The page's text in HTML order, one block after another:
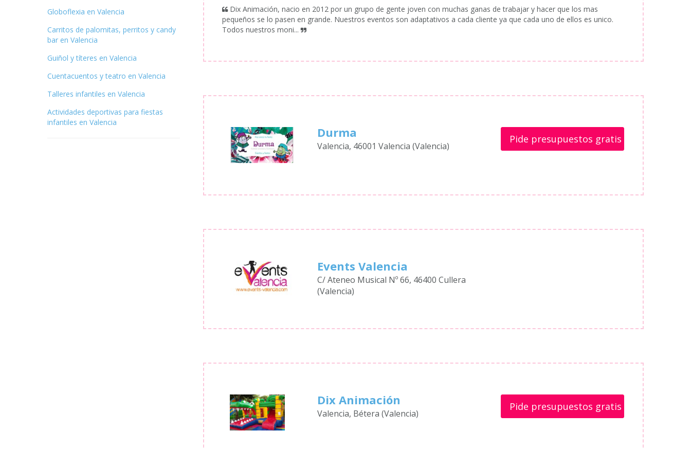
Globoflexia en Valencia
Carritos de palomitas, perritos y candy
bar en Valencia
Guiñol y títeres en Valencia
Cuentacuentos y teatro en Valencia
Talleres infantiles en Valencia
Actividades deportivas para fiestas
infantiles en Valencia
Dix Animación, nacio en 2012 por un grupo de gente joven con muchas ganas de trabajar y hacer que los mas
pequeños se lo pasen en grande. Nuestros eventos son adaptativos a cada cliente ya que cada uno de ellos es unico.
Todos nuestros moni...
Durma
Valencia, 46001 Valencia (Valencia)
Pide presupuestos gratis
Events Valencia
C/ Ateneo Musical Nº 66, 46400 Cullera
(Valencia)
Dix Animación
Valencia, Bétera (Valencia)
Pide presupuestos gratis